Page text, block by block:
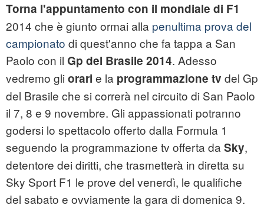
Torna l'appuntamento con il mondiale di F1
2014 che è giunto ormai alla penultima prova del
campionato di quest'anno che fa tappa a San
Paolo con il Gp del Brasile 2014. Adesso
vedremo gli orari e la programmazione tv del Gp
del Brasile che si correrà nel circuito di San Paolo
il 7, 8 e 9 novembre. Gli appassionati potranno
godersi lo spettacolo offerto dalla Formula 1
seguendo la programmazione tv offerta da Sky,
detentore dei diritti, che trasmetterà in diretta su
Sky Sport F1 le prove del venerdì, le qualifiche
del sabato e ovviamente la gara di domenica 9.